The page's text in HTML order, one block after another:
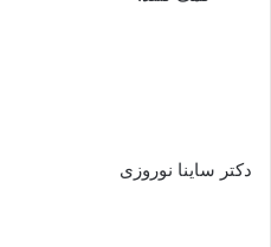
دکتر ساینا نوروزی